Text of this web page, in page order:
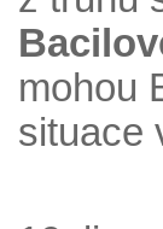
mohou
situace